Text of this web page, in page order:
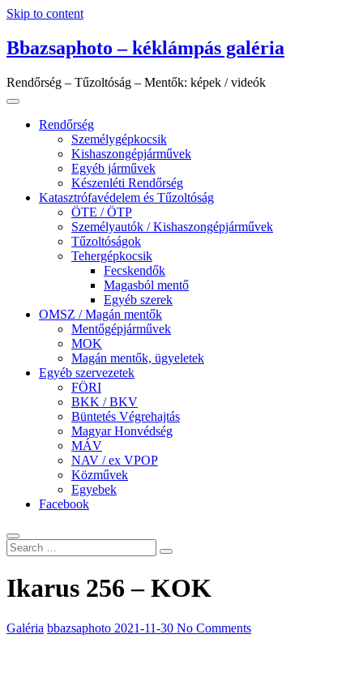
Skip to content
Bbazsaphoto – kéklámpás galéria
Rendőrség – Tűzoltóság – Mentők: képek / videók
Rendőrség
Személygépkocsik
Kishaszongépjárművek
Egyéb járművek
Készenléti Rendőrség
Katasztrófavédelem és Tűzoltóság
ÖTE / ÖTP
Személyautók / Kishaszongépjárművek
Tűzoltóságok
Tehergépkocsik
Fecskendők
Magasból mentő
Egyéb szerek
OMSZ / Magán mentők
Mentőgépjárművek
MOK
Magán mentők, ügyeletek
Egyéb szervezetek
FÖRI
BKK / BKV
Büntetés Végrehajtás
Magyar Honvédség
MÁV
NAV / ex VPOP
Közművek
Egyebek
Facebook
Ikarus 256 – KOK
Galéria bbazsaphoto 2021-11-30 No Comments